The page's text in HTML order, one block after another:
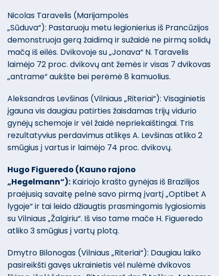
Nicolas Taravelis (Marijampolės
„Sūduva“): Pastaruoju metu legionierius iš Prancūzijos
demonstruoja gerą žaidimą ir sužaidė ne pirmą solidų
mačą iš eilės. Dvikovoje su „Jonava“ N. Taravelis
laimėjo 72 proc. dvikovų ant žemės ir visas 7 dvikovas
„antrame“ aukšte bei perėmė 8 kamuolius.
Aleksandras Levšinas (Vilniaus „Riteriai“): Visaginietis
įgauna vis daugiau patirties žaisdamas trijų vidurio
gynėjų schemoje ir vėl žaidė nepriekaištingai. Tris
rezultatyvius perdavimus atlikęs A. Levšinas atliko 2
smūgius į vartus ir laimėjo 74 proc. dvikovų.
Hugo Figueredo (Kauno rajono
„Hegelmann“): Kairiojo krašto gynėjas iš Brazilijos
praėjusią savaitę pelnė savo pirmą įvartį „Optibet A
lygoje“ ir tai leido džiaugtis prasmingomis lygiosiomis
su Vilniaus „Žalgiriu“. Iš viso tame mače H. Figueredo
atliko 3 smūgius į vartų plotą.
Dmytro Bilonogas (Vilniaus „Riteriai“): Daugiau laiko
pasireikšti gavęs ukrainietis vėl nulėmė dvikovos